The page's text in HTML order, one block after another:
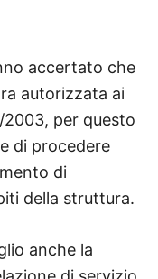
accertato che
autorizzata ai
2003, per questo
di procedere
di
della struttura.
anche la